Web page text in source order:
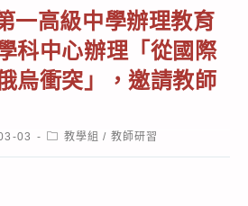
一高級中學辦理教育
科中心辦理「從國際
烏衝突」，邀請教師
03
Post教學組 / 教師研習